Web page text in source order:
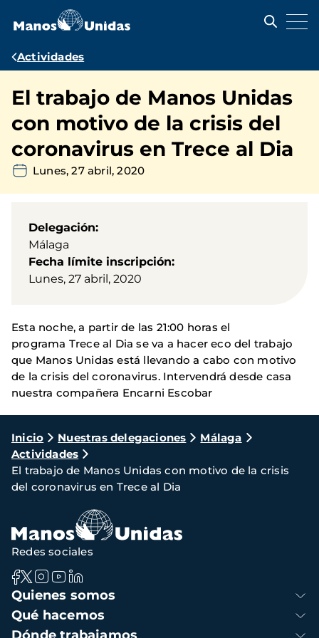
contenido
Ruta
navegación
Actividades
El trabajo de Manos Unidas
con motivo de la crisis del
coronavirus en Trece al Dia
Lunes, 27 abril, 2020
Delegación
Málaga
Fecha límite inscripción
Lunes, 27 abril, 2020
Esta noche, a partir de las 21:00 horas el
programa Trece al Dia se va a hacer eco del trabajo
que Manos Unidas está llevando a cabo con motivo
de la crisis del coronavirus. Intervendrá desde casa
nuestra compañera Encarni Escobar
Ruta
de
navegación
Inicio Nuestras delegaciones
Málaga
Actividades
El trabajo de Manos Unidas con motivo de la crisis
del coronavirus en Trece al Dia
Navegación
principal
Quienes somos
Qué hacemos
Redes sociales